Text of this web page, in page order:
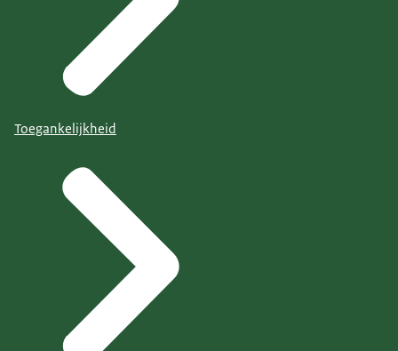
Toegankelijkheid